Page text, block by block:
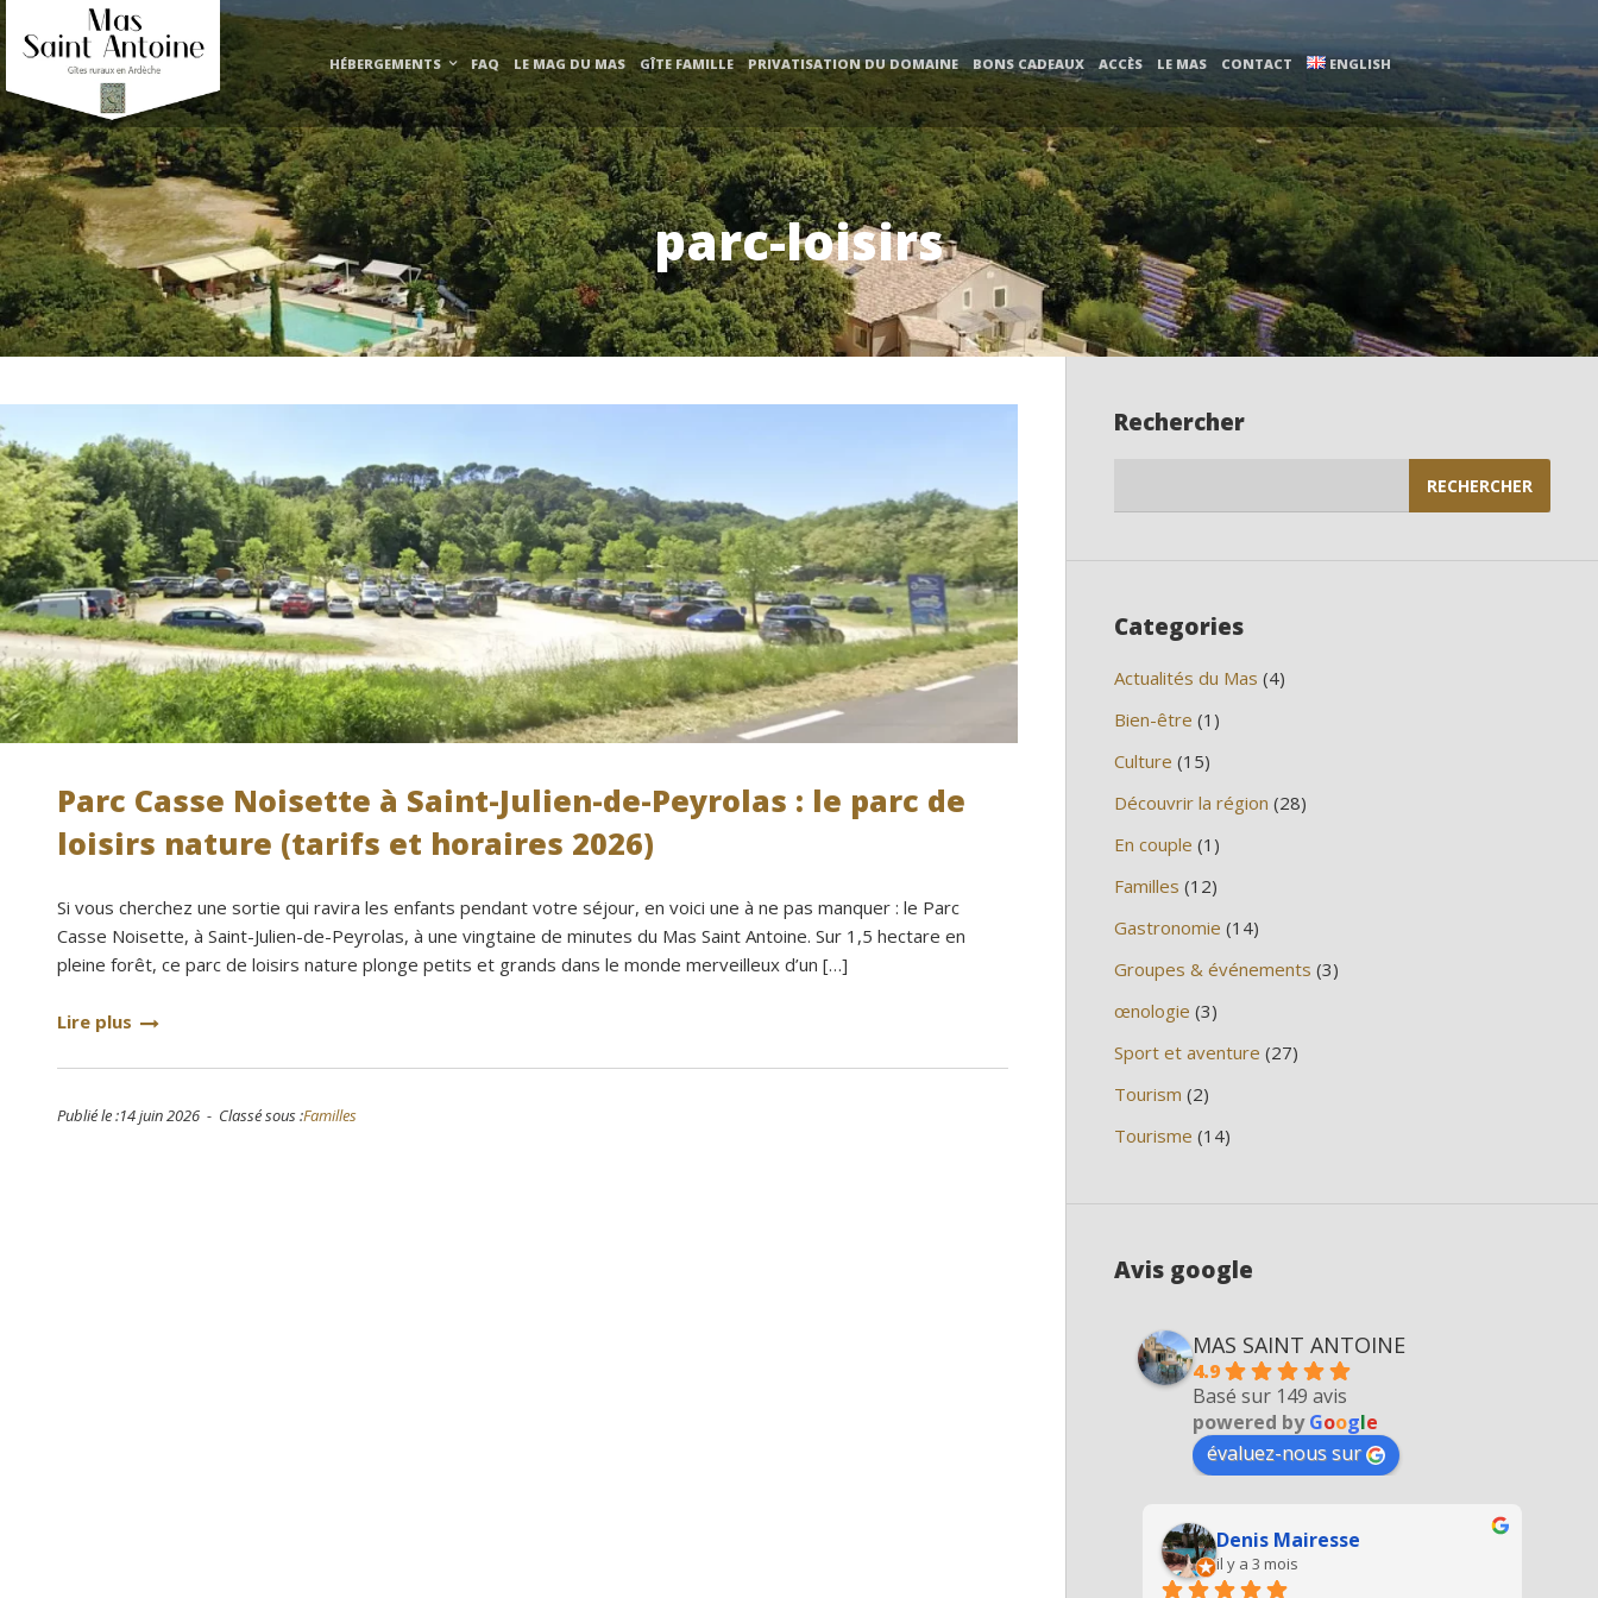
HÉBERGEMENTS FAQ LE MAG DU MAS GÎTE FAMILLE PRIVATISATION DU DOMAINE BONS CADEAUX ACCÈS LE MAS CONTACT ENGLISH
parc-loisirs
Parc Casse Noisette à Saint-Julien-de-Peyrolas : le parc de
loisirs nature (tarifs et horaires 2026)
Si vous cherchez une sortie qui ravira les enfants pendant votre séjour, en voici une à ne pas manquer : le Parc
Casse Noisette, à Saint-Julien-de-Peyrolas, à une vingtaine de minutes du Mas Saint Antoine. Sur 1,5 hectare en
pleine forêt, ce parc de loisirs nature plonge petits et grands dans le monde merveilleux d’un […]
Lire plus
Publié le :14 juin 2026 - Classé sous :Familles
Rechercher
Categories
Actualités du Mas (4)
Bien-être (1)
Culture (15)
Découvrir la région (28)
En couple (1)
Familles (12)
Gastronomie (14)
Groupes & événements (3)
œnologie (3)
Sport et aventure (27)
Tourism (2)
Tourisme (14)
Avis google
MAS SAINT ANTOINE
4.9
Basé sur 149 avis
powered byGoogle
évaluez-nous sur
Denis Mairesse
il y a 3 mois